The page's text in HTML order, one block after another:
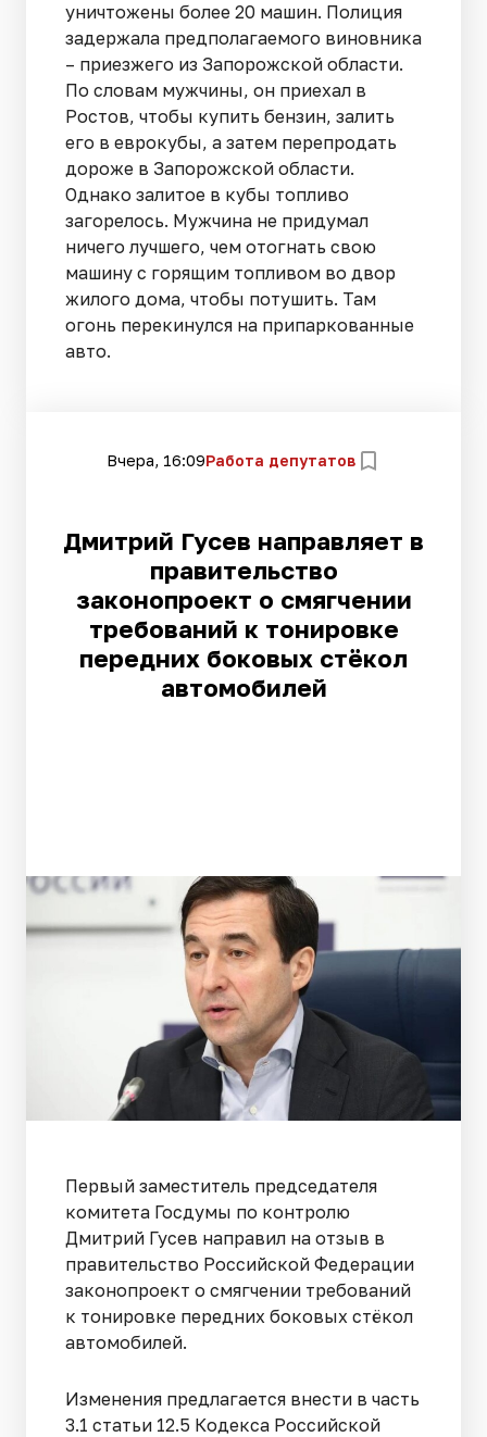
уничтожены более 20 машин. Полиция
задержала предполагаемого виновника
– приезжего из Запорожской области.
По словам мужчины, он приехал в
Ростов, чтобы купить бензин, залить
его в еврокубы, а затем перепродать
дороже в Запорожской области.
Однако залитое в кубы топливо
загорелось. Мужчина не придумал
ничего лучшего, чем отогнать свою
машину с горящим топливом во двор
жилого дома, чтобы потушить. Там
огонь перекинулся на припаркованные
авто.
Вчера, 16:09Работа депутатов
Дмитрий Гусев направляет в
правительство
законопроект о смягчении
требований к тонировке
передних боковых стёкол
автомобилей
Первый заместитель председателя
комитета Госдумы по контролю
Дмитрий Гусев направил на отзыв в
правительство Российской Федерации
законопроект о смягчении требований
к тонировке передних боковых стёкол
автомобилей.
Изменения предлагается внести в часть
3.1 статьи 12.5 Кодекса Российской